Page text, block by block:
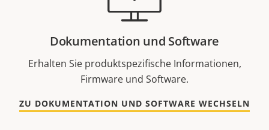
Dokumentation und Software
Erhalten Sie produktspezifische Informationen,
Firmware und Software.
ZU DOKUMENTATION UND SOFTWARE WECHSELN